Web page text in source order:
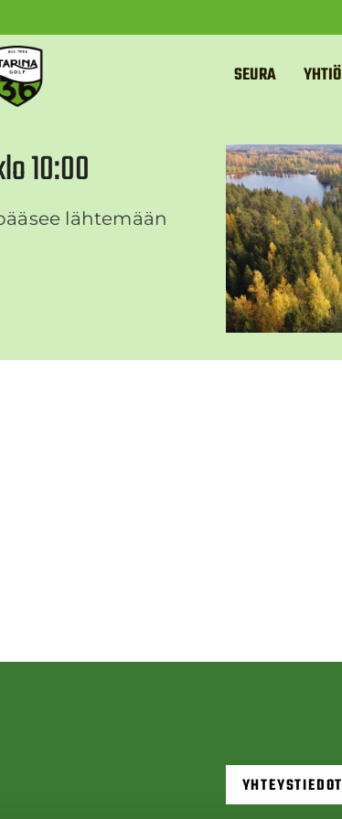
SEURA YHTIÖ
10:00
lähtemään
YHTEYSTIEDOT